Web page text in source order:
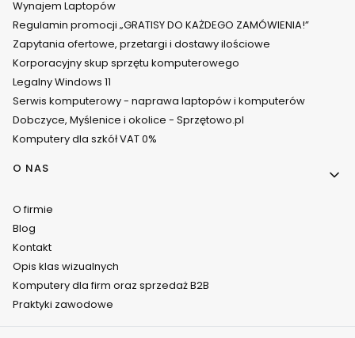
Wynajem Laptopów
Regulamin promocji „GRATISY DO KAŻDEGO ZAMÓWIENIA!”
Zapytania ofertowe, przetargi i dostawy ilościowe
Korporacyjny skup sprzętu komputerowego
Legalny Windows 11
Serwis komputerowy - naprawa laptopów i komputerów
Dobczyce, Myślenice i okolice - Sprzętowo.pl
Komputery dla szkół VAT 0%
O NAS
O firmie
Blog
Kontakt
Opis klas wizualnych
Komputery dla firm oraz sprzedaż B2B
Praktyki zawodowe